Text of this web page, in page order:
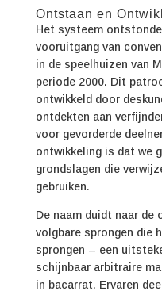
Ontstaan en
Het systeem
vooruitgang van
in de speelhuizen van
periode 2000. Dit
ontwikkeld door
ontdekten aan
voor gevorderde
ontwikkeling is dat we
grondslagen die
gebruiken.
De naam duidt naar de
volgbare sprongen die
sprongen – een
schijnbaar arbitraire
in bacarrat. Ervaren